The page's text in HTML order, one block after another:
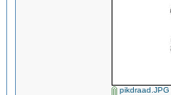
pikdraad.JPG